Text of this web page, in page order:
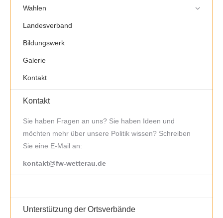
Wahlen
Landesverband
Bildungswerk
Galerie
Kontakt
Kontakt
Sie haben Fragen an uns? Sie haben Ideen und
möchten mehr über unsere Politik wissen? Schreiben
Sie eine E-Mail an:
kontakt@fw-wetterau.de
Unterstützung der Ortsverbände